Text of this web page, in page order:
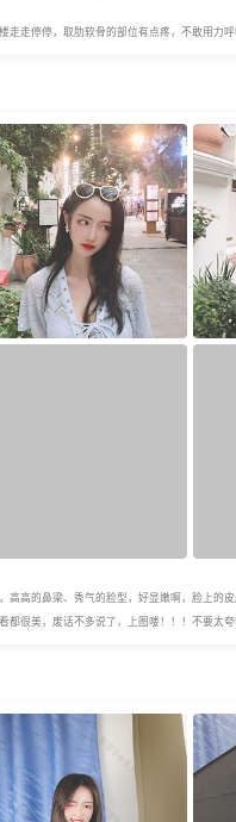
走走停停，取肋软骨的部位有点疼，不敢用
高高的鼻梁、秀气的脸型，好显嫩啊，脸上
都很美，废话不多说了，上图喽！！！不要